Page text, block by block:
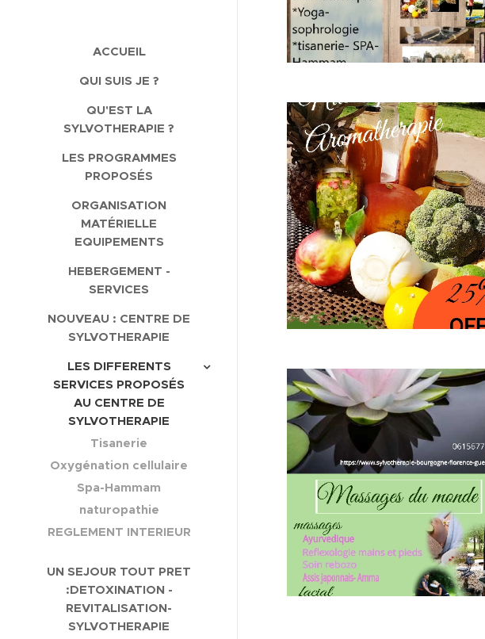
ACCUEIL
QUI SUIS JE ?
QU'EST LA
SYLVOTHERAPIE ?
LES PROGRAMMES
PROPOSÉS
ORGANISATION
MATÉRIELLE
EQUIPEMENTS
HEBERGEMENT -
SERVICES
NOUVEAU : CENTRE DE
SYLVOTHERAPIE
LES DIFFERENTS
SERVICES PROPOSÉS
AU CENTRE DE
SYLVOTHERAPIE
Tisanerie
Oxygénation cellulaire
Spa-Hammam
naturopathie
REGLEMENT INTERIEUR
UN SEJOUR TOUT PRET
:DETOXINATION -
REVITALISATION-
SYLVOTHERAPIE